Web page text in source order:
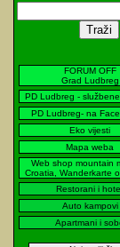
FORUM OFF
Grad Ludbreg
PD Ludbreg -
PD Ludbreg- na
Eko vijesti
Mapa weba
Web shop mountain
Croatia, Wanderkarte
Restorani i
Auto kampovi
Apartmani i